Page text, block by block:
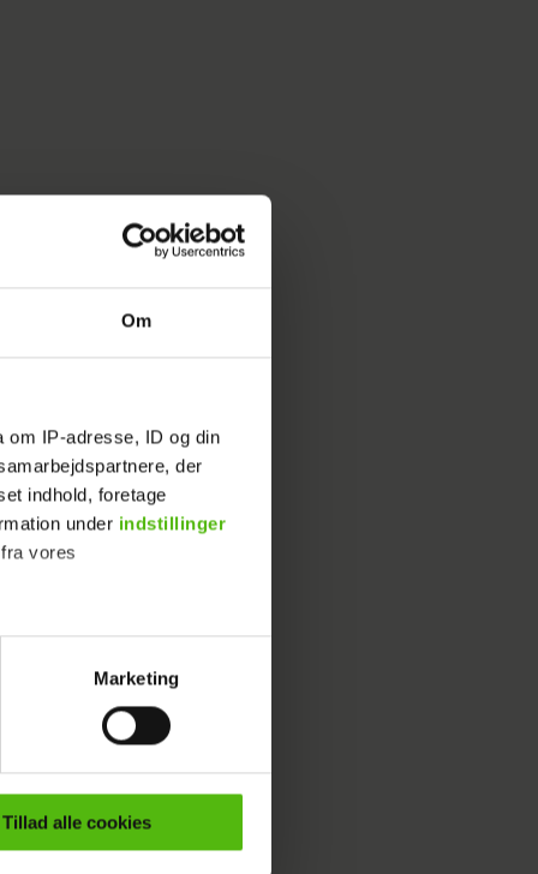
Om
IP-adresse, ID og din
der
indhold, foretage
under indstillinger
vores
indhold til dig.
Vi indsamler data
Marketing
Tillad alle cookies